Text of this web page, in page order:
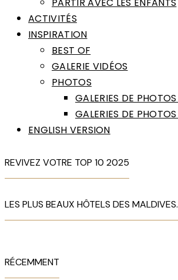
PARTIR AVEC LES ENFANTS
ACTIVITÉS
INSPIRATION
BEST OF
GALERIE VIDÉOS
PHOTOS
GALERIES DE PHOTOS
GALERIES DE PHOTOS
ENGLISH VERSION
REVIVEZ VOTRE TOP 10 2025
LES PLUS BEAUX HÔTELS DES
RÉCEMMENT